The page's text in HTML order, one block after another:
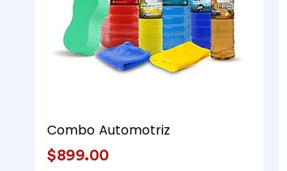
Vista rápida
Combo Automotriz
Precio
$899.00